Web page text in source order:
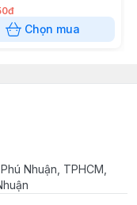
Hồ Vải #Đồng
#dochoi
Chọn mua
Nhuận, TPHCM,